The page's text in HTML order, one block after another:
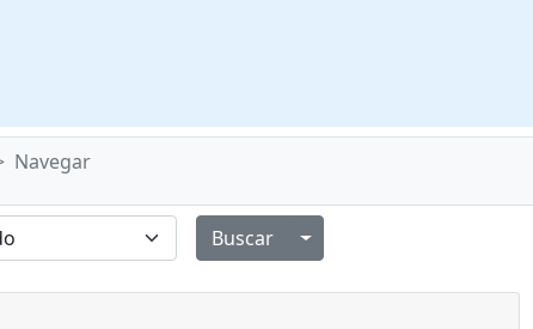
Navegar
Alternar menú desplegable